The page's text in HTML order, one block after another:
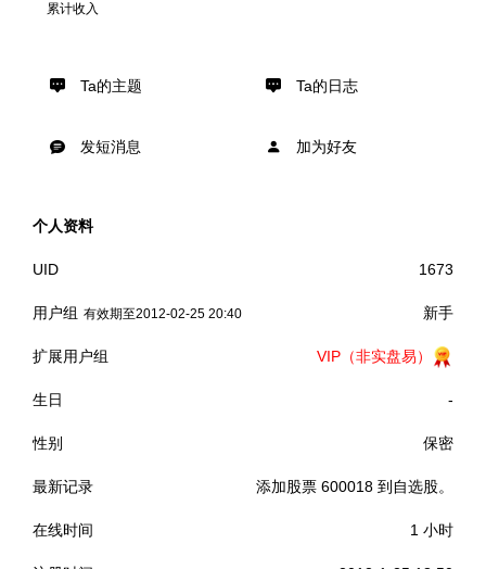
累计收入
Ta的主题 Ta的日志
发短消息 加为好友
个人资料
UID 1673
用户组 有效期至2012-02-25 20:40 新手
扩展用户组 VIP（非实盘易）
生日 -
性别 保密
最新记录 添加股票 600018 到自选股。
在线时间 1 小时